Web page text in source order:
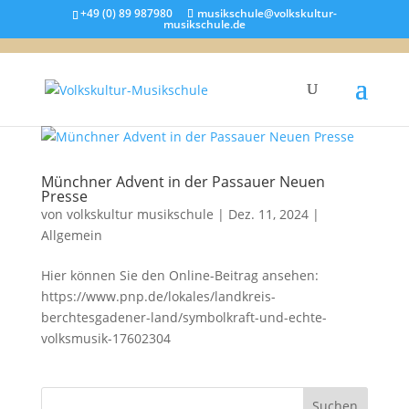
+49 (0) 89 987980 musikschule@volkskultur-
musikschule.de
Münchner Advent in der Passauer Neuen
Presse
von volkskultur musikschule | Dez. 11, 2024|
Allgemein
Hier können Sie den Online-Beitrag ansehen:
https://www.pnp.de/lokales/landkreis-
berchtesgadener-land/symbolkraft-und-echte-
volksmusik-17602304